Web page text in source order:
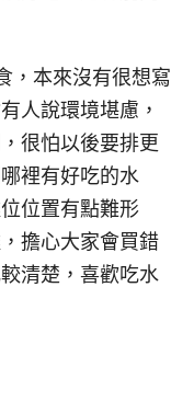
，本來沒有很想寫
人說環境堪慮，
很怕以後要排更
裡有好吃的水
位置有點難形
擔心大家會買錯
清楚，喜歡吃水